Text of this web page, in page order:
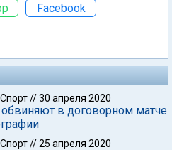
Facebook
Спорт//30 апреля 2020
обвиняют в договорном матче
Спорт//25 апреля 2020